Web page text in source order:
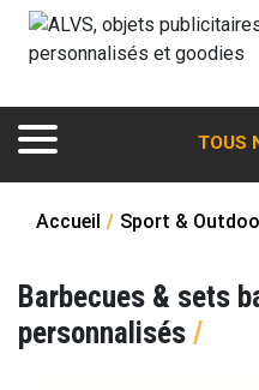
TOUS
Accueil / Sport &
Barbecues & sets
personnalisés /